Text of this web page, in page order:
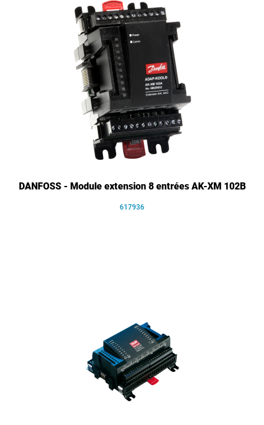
DANFOSS - Module extension 8 entrées AK-XM 102B
617936